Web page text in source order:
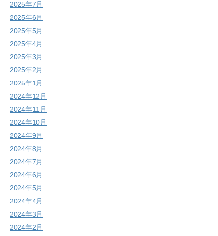
2025年7月
2025年6月
2025年5月
2025年4月
2025年3月
2025年2月
2025年1月
2024年12月
2024年11月
2024年10月
2024年9月
2024年8月
2024年7月
2024年6月
2024年5月
2024年4月
2024年3月
2024年2月